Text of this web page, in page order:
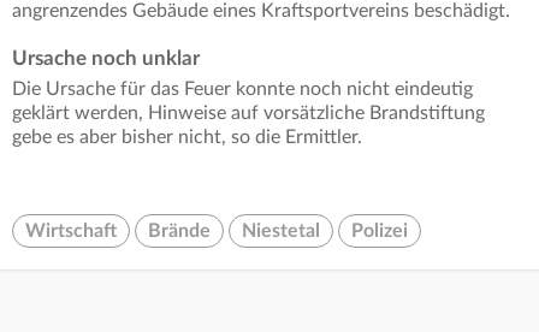
angrenzendes Gebäude eines Kraftsportvereins beschädigt.
Ursache noch unklar
Die Ursache für das Feuer konnte noch nicht eindeutig
geklärt werden, Hinweise auf vorsätzliche Brandstiftung
gebe es aber bisher nicht, so die Ermittler.
Wirtschaft Brände Niestetal Polizei